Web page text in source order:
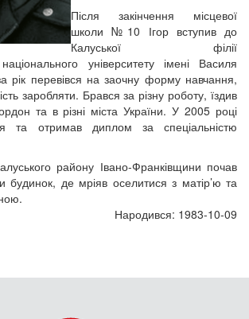
Після закінчення місцевої
школи №10 Ігор вступив до
Калуської філії
університету імені Василя
рік перевівся на заочну форму навчання,
заробляти. Брався за різну роботу, їздив
та в різні міста України. У 2005 році
та отримав диплом за спеціальністю
району Івано-Франківщини почав
будинок, де мріяв оселитися з матір’ю та
Народився: 1983-10-09